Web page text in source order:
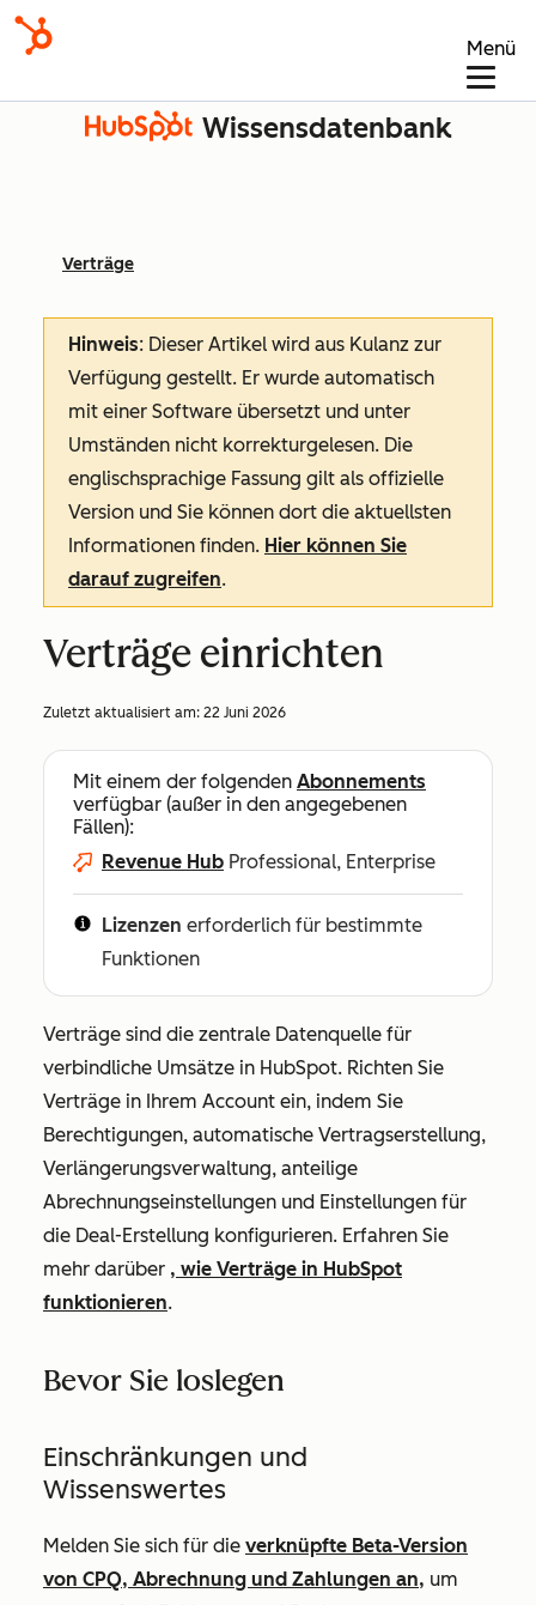
Menü
Wissensdatenbank
Verträge
Hinweis: Dieser Artikel wird aus Kulanz zur
Verfügung gestellt. Er wurde automatisch
mit einer Software übersetzt und unter
Umständen nicht korrekturgelesen. Die
englischsprachige Fassung gilt als offizielle
Version und Sie können dort die aktuellsten
Informationen finden. Hier können Sie
darauf zugreifen.
Verträge einrichten
Zuletzt aktualisiert am: 22 Juni 2026
Mit einem der folgenden Abonnements
verfügbar (außer in den angegebenen
Fällen):
Revenue Hub Professional, Enterprise
Lizenzen erforderlich für bestimmte
Funktionen
Verträge sind die zentrale Datenquelle für
verbindliche Umsätze in HubSpot. Richten Sie
Verträge in Ihrem Account ein, indem Sie
Berechtigungen, automatische Vertragserstellung,
Verlängerungsverwaltung, anteilige
Abrechnungseinstellungen und Einstellungen für
die Deal-Erstellung konfigurieren. Erfahren Sie
mehr darüber , wie Verträge in HubSpot
funktionieren.
Bevor Sie loslegen
Einschränkungen und
Wissenswertes
Melden Sie sich für die verknüpfte Beta-Version
von CPQ, Abrechnung und Zahlungen an, um